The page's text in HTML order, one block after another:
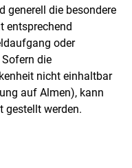
generell die besondere
entsprechend
oder
die
nicht einhaltbar
auf Almen), kann
gestellt werden.